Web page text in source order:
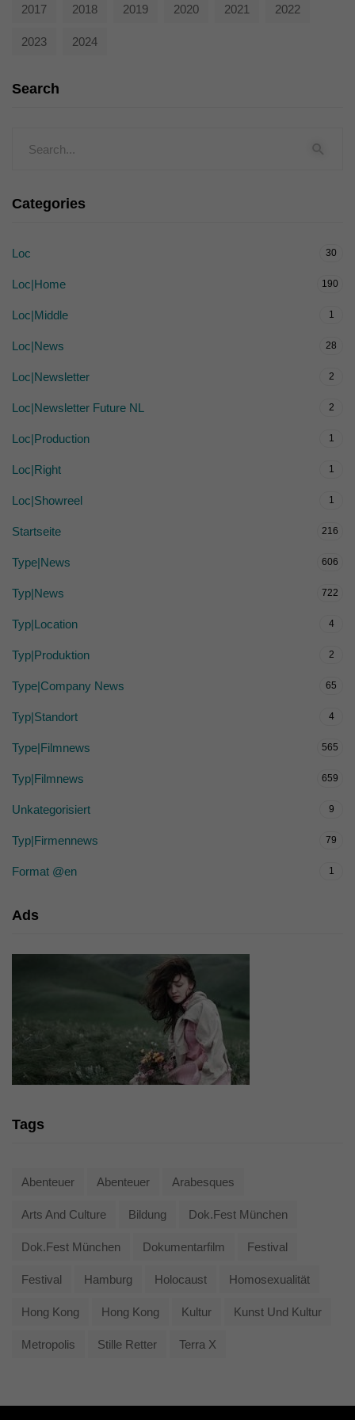
2017 2018 2019 2020 2021 2022
2023 2024
Search
Categories
Loc 30
Loc|Home 190
Loc|Middle 1
Loc|News 28
Loc|Newsletter 2
Loc|Newsletter Future NL 2
Loc|Production 1
Loc|Right 1
Loc|Showreel 1
Startseite 216
Type|News 606
Typ|News 722
Typ|Location 4
Typ|Produktion 2
Type|Company News 65
Typ|Standort 4
Type|Filmnews 565
Typ|Filmnews 659
Unkategorisiert 9
Typ|Firmennews 79
Format @en 1
Ads
Tags
Abenteuer Abenteuer Arabesques
Arts And Culture Bildung Dok.fest München
Dok.fest München Dokumentarfilm Festival
Festival Hamburg Holocaust Homosexualität
Hong Kong Hong Kong Kultur Kunst Und Kultur
Metropolis Stille Retter Terra X